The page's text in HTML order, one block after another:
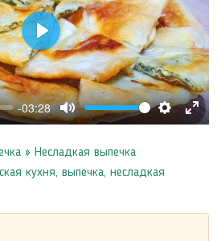
-03:28
Mute
Settings
Enter
Play
» Несладкая выпечка
кухня, выпечка, несладкая